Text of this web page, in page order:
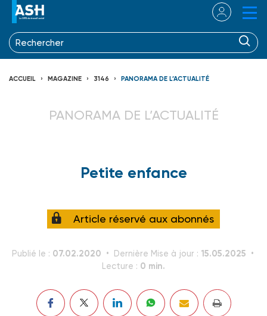
ACCUEIL MAGAZINE 3146 PANORAMA DE L’ACTUALITÉ
PANORAMA DE L’ACTUALITÉ
Petite enfance
Article réservé aux abonnés
Publié le : 07.02.2020 Dernière Mise à jour : 15.05.2025
Lecture : 0 min.